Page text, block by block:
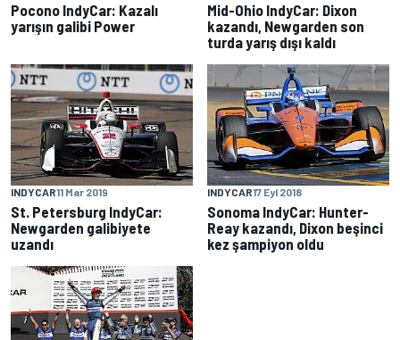
Pocono IndyCar: Kazalı
yarışın galibi Power
Mid-Ohio IndyCar: Dixon
kazandı, Newgarden son
turda yarış dışı kaldı
INDYCAR11 Mar 2019
St. Petersburg IndyCar:
Newgarden galibiyete
uzandı
INDYCAR17 Eyl 2018
Sonoma IndyCar: Hunter-
Reay kazandı, Dixon beşinci
kez şampiyon oldu